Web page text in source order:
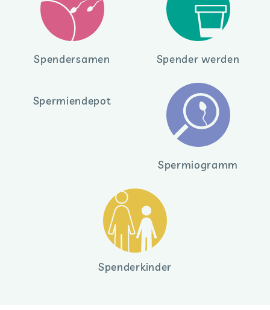
Spendersamen Spender werden
Spermiendepot
Spermiogramm
Spenderkinder